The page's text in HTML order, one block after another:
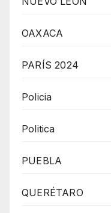
OAXACA
PARÍS 2024
Policia
Politica
PUEBLA
QUERÉTARO